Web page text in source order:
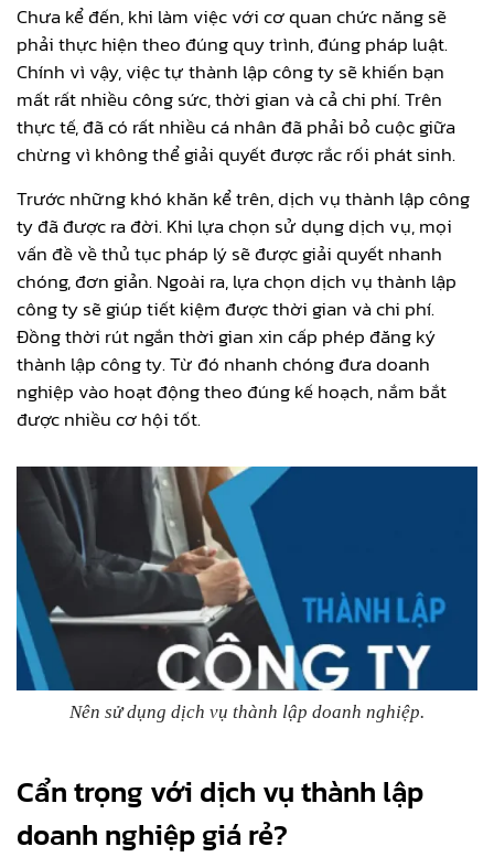
Chưa kể đến, khi làm việc với cơ quan chức năng sẽ
phải thực hiện theo đúng quy trình, đúng pháp luật.
Chính vì vậy, việc tự thành lập công ty sẽ khiến bạn
mất rất nhiều công sức, thời gian và cả chi phí. Trên
thực tế, đã có rất nhiều cá nhân đã phải bỏ cuộc giữa
chừng vì không thể giải quyết được rắc rối phát sinh.
Trước những khó khăn kể trên, dịch vụ thành lập công
ty đã được ra đời. Khi lựa chọn sử dụng dịch vụ, mọi
vấn đề về thủ tục pháp lý sẽ được giải quyết nhanh
chóng, đơn giản. Ngoài ra, lựa chọn dịch vụ thành lập
công ty sẽ giúp tiết kiệm được thời gian và chi phí.
Đồng thời rút ngắn thời gian xin cấp phép đăng ký
thành lập công ty. Từ đó nhanh chóng đưa doanh
nghiệp vào hoạt động theo đúng kế hoạch, nắm bắt
được nhiều cơ hội tốt.
Nên sử dụng dịch vụ thành lập doanh nghiệp.
Cẩn trọng với dịch vụ thành lập
doanh nghiệp giá rẻ?